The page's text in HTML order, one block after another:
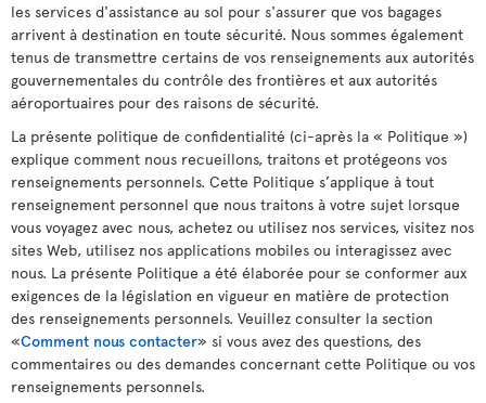
les services d'assistance au sol pour s'assurer que vos bagages
arrivent à destination en toute sécurité. Nous sommes également
tenus de transmettre certains de vos renseignements aux autorités
gouvernementales du contrôle des frontières et aux autorités
aéroportuaires pour des raisons de sécurité.
La présente politique de confidentialité (ci-après la « Politique »)
explique comment nous recueillons, traitons et protégeons vos
renseignements personnels. Cette Politique s’applique à tout
renseignement personnel que nous traitons à votre sujet lorsque
vous voyagez avec nous, achetez ou utilisez nos services, visitez nos
sites Web, utilisez nos applications mobiles ou interagissez avec
nous. La présente Politique a été élaborée pour se conformer aux
exigences de la législation en vigueur en matière de protection
des renseignements personnels. Veuillez consulter la section
«Comment nous contacter» si vous avez des questions, des
commentaires ou des demandes concernant cette Politique ou vos
renseignements personnels.